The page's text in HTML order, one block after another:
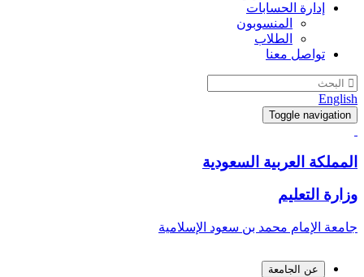
إدارة الحسابات
المنسوبون
الطلاب
تواصل معنا
English
Toggle navigation
المملكة العربية السعودية
وزارة التعليم
جامعة الإمام محمد بن سعود الإسلامية
عن الجامعة